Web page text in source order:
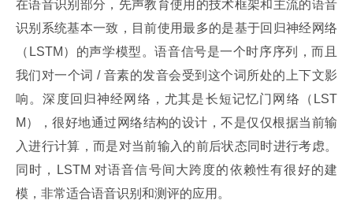
在语音识别部分，先声教育使用的技术框架和主流的语音
识别系统基本一致，目前使用最多的是基于回归神经网络
（LSTM）的声学模型。语音信号是一个时序序列，而且
我们对一个词 / 音素的发音会受到这个词所处的上下文影
响。深度回归神经网络，尤其是长短记忆门网络（LST
M），很好地通过网络结构的设计，不是仅仅根据当前输
入进行计算，而是对当前输入的前后状态同时进行考虑。
同时，LSTM 对语音信号间大跨度的依赖性有很好的建
模，非常适合语音识别和测评的应用。